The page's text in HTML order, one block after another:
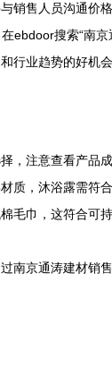
销售人员沟通价格
搜索“南
行业趋势的好机会
，注意查看产品
质，沐浴露需符合
毛巾，这符合可持
京通涛建材销